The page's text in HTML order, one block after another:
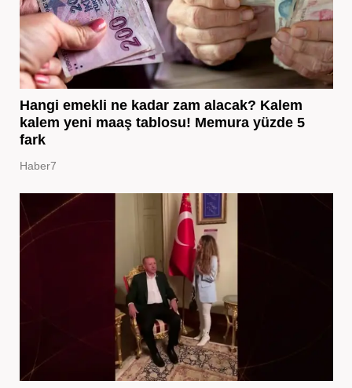
Hangi emekli ne kadar zam alacak? Kalem
kalem yeni maaş tablosu! Memura yüzde 5
fark
Haber7